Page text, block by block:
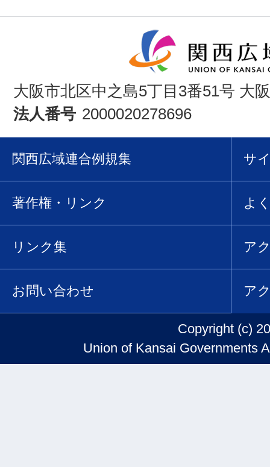
大阪市北区中之島5丁目3番51号 大
法人番号 2000020278696
関西広域連合例規集 サ
著作権・リンク よ
リンク集 ア
お問い合わせ ア
Copyright (c)
Union of Kansai Governments